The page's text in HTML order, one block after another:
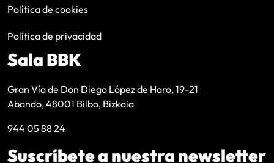
Política de cookies
Política de privacidad
Sala BBK
Gran Vía de Don Diego López de Haro, 19-21
Abando, 48001 Bilbo, Bizkaia
944 05 88 24
Suscríbete a nuestra newsletter